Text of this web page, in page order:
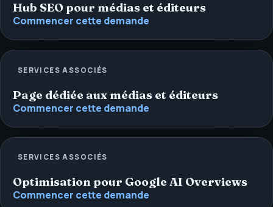
Hub SEO pour médias et éditeurs
Commencer cette demande
SERVICES ASSOCIÉS
Page dédiée aux médias et éditeurs
Commencer cette demande
SERVICES ASSOCIÉS
Optimisation pour Google AI Overviews
Commencer cette demande